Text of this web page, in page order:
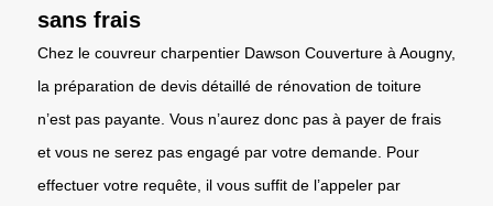
sans frais
Chez le couvreur charpentier Dawson Couverture à Aougny,
la préparation de devis détaillé de rénovation de toiture
n’est pas payante. Vous n’aurez donc pas à payer de frais
et vous ne serez pas engagé par votre demande. Pour
effectuer votre requête, il vous suffit de l’appeler par